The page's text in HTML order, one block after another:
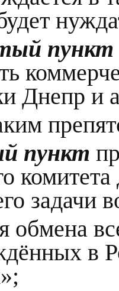
пункт
Днепр и
пункт
задачи
обмена
в